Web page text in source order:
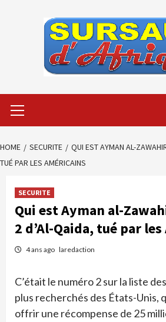
Menu
HOME SECURITE
QUI EST AYMAN AL-
TUÉ PAR LES AMÉRICAINS
SECURITE
Qui est Ayman al-
2 d’Al-Qaida, tué par
4 ans ago laredaction
C’était le numéro 2 sur la liste
plus recherchés des États-Unis,
offrir une récompense de 25